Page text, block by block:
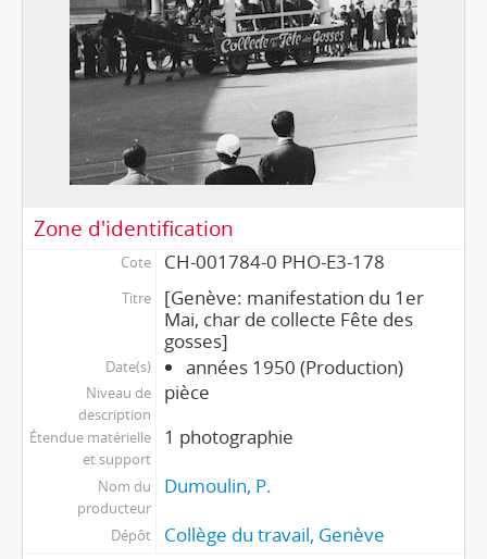
Zone d'identification
Cote CH-001784-0 PHO-E3-178
Titre
[Genève: manifestation du 1er
Mai, char de collecte Fête des
gosses]
Date(s) années 1950 (Production)
Niveau de
description
pièce
Étendue matérielle
et support
1 photographie
Nom du
producteur
Dumoulin, P.
Dépôt Collège du travail, Genève